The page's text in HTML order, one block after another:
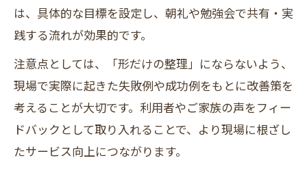
は、具体的な目標を設定し、朝礼や勉強会で共有・実
践する流れが効果的です。
注意点としては、「形だけの整理」にならないよう、
現場で実際に起きた失敗例や成功例をもとに改善策を
考えることが大切です。利用者やご家族の声をフィー
ドバックとして取り入れることで、より現場に根ざし
たサービス向上につながります。